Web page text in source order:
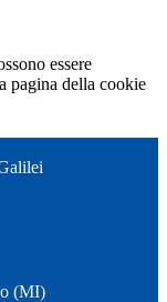
essere
pagina della cookie
(MI)